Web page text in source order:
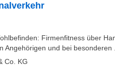
Firmenfitness über
und bei besonderen
Co. KG